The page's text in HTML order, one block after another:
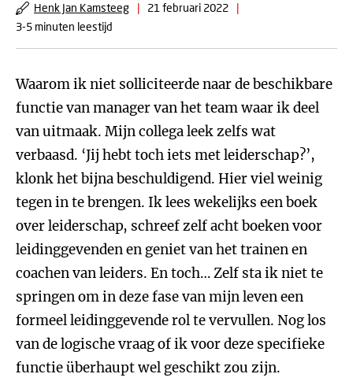
Henk Jan Kamsteeg | 21 februari 2022
|
3-5 minuten leestijd
Waarom ik niet solliciteerde naar de beschikbare
functie van manager van het team waar ik deel
van uitmaak. Mijn collega leek zelfs wat
verbaasd. ‘Jij hebt toch iets met leiderschap?’,
klonk het bijna beschuldigend. Hier viel weinig
tegen in te brengen. Ik lees wekelijks een boek
over leiderschap, schreef zelf acht boeken voor
leidinggevenden en geniet van het trainen en
coachen van leiders. En toch… Zelf sta ik niet te
springen om in deze fase van mijn leven een
formeel leidinggevende rol te vervullen. Nog los
van de logische vraag of ik voor deze specifieke
functie überhaupt wel geschikt zou zijn.